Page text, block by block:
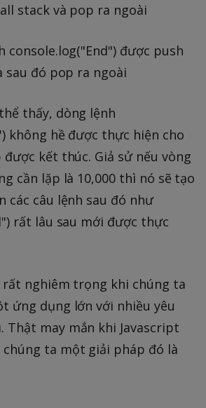
stack và pop ra ngoài
console.log("End") được push
sau đó pop ra ngoài
thấy, dòng lệnh
không hề được thực hiện cho
kết thúc. Giả sử nếu vòng
cần lặp là 10,000 thì nó sẽ tạo
các câu lệnh sau đó như
rất lâu sau mới được thực
rất nghiêm trọng khi chúng ta
ứng dụng lớn với nhiều yêu
Thật may mắn khi Javascript
chúng ta một giải pháp đó là